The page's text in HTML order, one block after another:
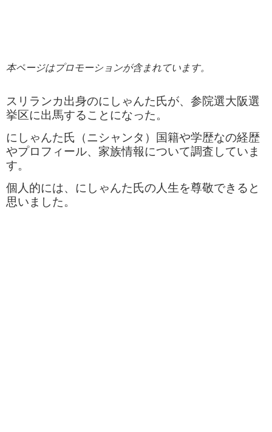
本ページはプロモーションが含まれています。
スリランカ出身のにしゃんた氏が、参院選大阪選
挙区に出馬することになった。
にしゃんた氏（ニシャンタ）国籍や学歴なの経歴
やプロフィール、家族情報について調査していま
す。
個人的には、にしゃんた氏の人生を尊敬できると
思いました。